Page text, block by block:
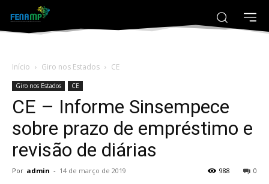
Início Giro nos Estados CE
Giro nos Estados CE
CE – Informe Sinsempece
sobre prazo de empréstimo e
revisão de diárias
Por admin - 14 de março de 2019 0
988